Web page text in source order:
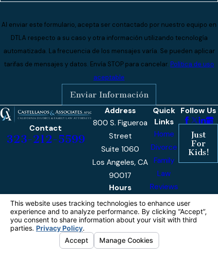
Al enviar este formulario, acepta ser contactado por nuestro equipo en
DTLA respecto a su caso y otra información utilizando tecnología
automatizada. La frecuencia de los mensajes varía. Se pueden aplicar
tarifas de mensajes y datos. Envía STOP para cancelar. Política de uso
aceptable
Enviar Información
Contact
323-212-5599
Address
800 S. Figueroa
Street
Suite 1060
Los Angeles, CA
90017
Hours
Monday -
Friday
9am -
5pm
Quick
Links
Home
Divorce
Family
Law
Reviews
Our
Blog
Contact
Follow Us
Just
For
Kids!
The information on this website is for general